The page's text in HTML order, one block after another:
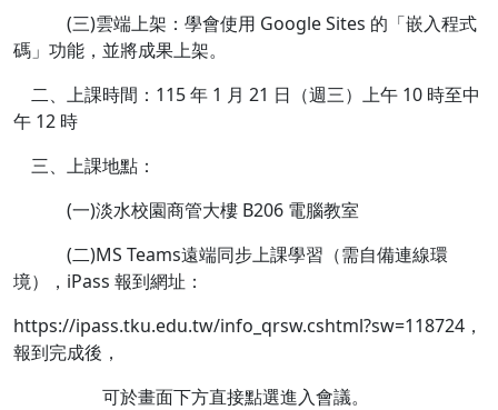
(三)雲端上架：學會使用 Google Sites 的「嵌入程式
碼」功能，並將成果上架。
二、上課時間：115 年 1 月 21 日（週三）上午 10 時至中
午 12 時
三、上課地點：
(一)淡水校園商管大樓 B206 電腦教室
(二)MS Teams遠端同步上課學習（需自備連線環
境），iPass 報到網址：
https://ipass.tku.edu.tw/info_qrsw.cshtml?sw=118724，
報到完成後，
可於畫面下方直接點選進入會議。